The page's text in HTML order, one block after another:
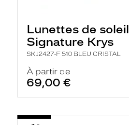
Lunettes de soleil
Signature Krys
SKJ2427-F 510 BLEU CRISTAL
À partir de
69,00 €